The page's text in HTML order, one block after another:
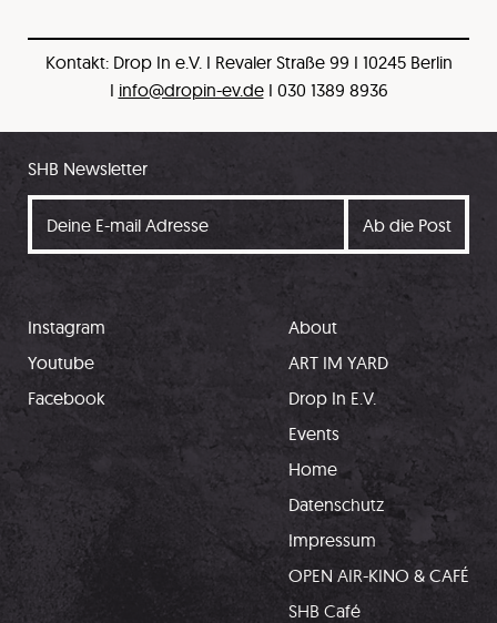
Kontakt: Drop In e.V. I Revaler Straße 99 I 10245 Berlin
I info@dropin-ev.deI 030 1389 8936
SHB Newsletter
Instagram
Youtube
Facebook
About
ART IM YARD
Drop In E.V.
Events
Home
Datenschutz
Impressum
OPEN AIR-KINO & CAFÉ
SHB Café